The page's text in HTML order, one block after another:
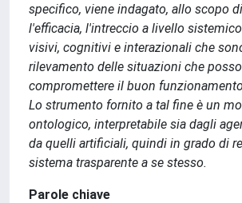
specifico, viene indagato, allo scopo
l'efficacia, l'intreccio a livello
visivi, cognitivi e interazionali che
rilevamento delle situazioni che
compromettere il buon
Lo strumento fornito a tal fine è un
ontologico, interpretabile sia dagli
da quelli artificiali, quindi in grado di
sistema trasparente a se stesso.
Parole chiave